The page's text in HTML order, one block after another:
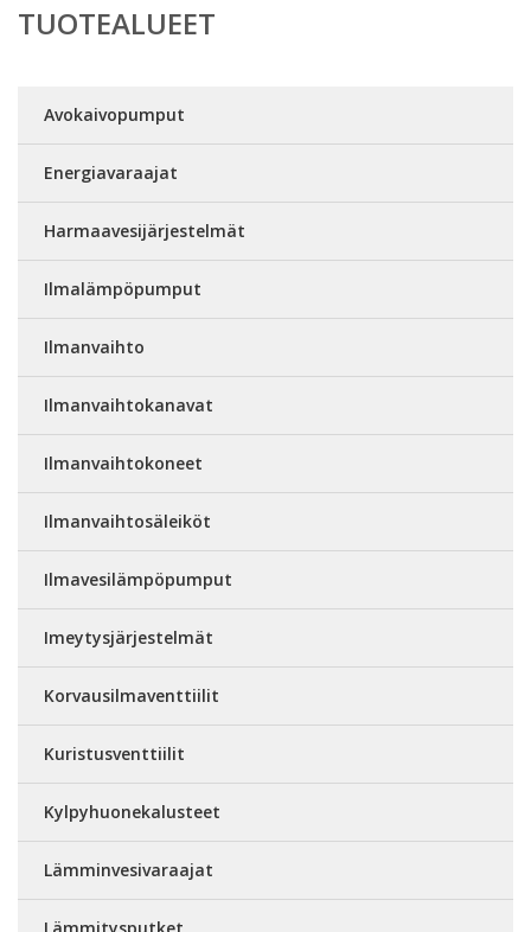
TUOTEALUEET
Avokaivopumput
Energiavaraajat
Harmaavesijärjestelmät
Ilmalämpöpumput
Ilmanvaihto
Ilmanvaihtokanavat
Ilmanvaihtokoneet
Ilmanvaihtosäleiköt
Ilmavesilämpöpumput
Imeytysjärjestelmät
Korvausilmaventtiilit
Kuristusventtiilit
Kylpyhuonekalusteet
Lämminvesivaraajat